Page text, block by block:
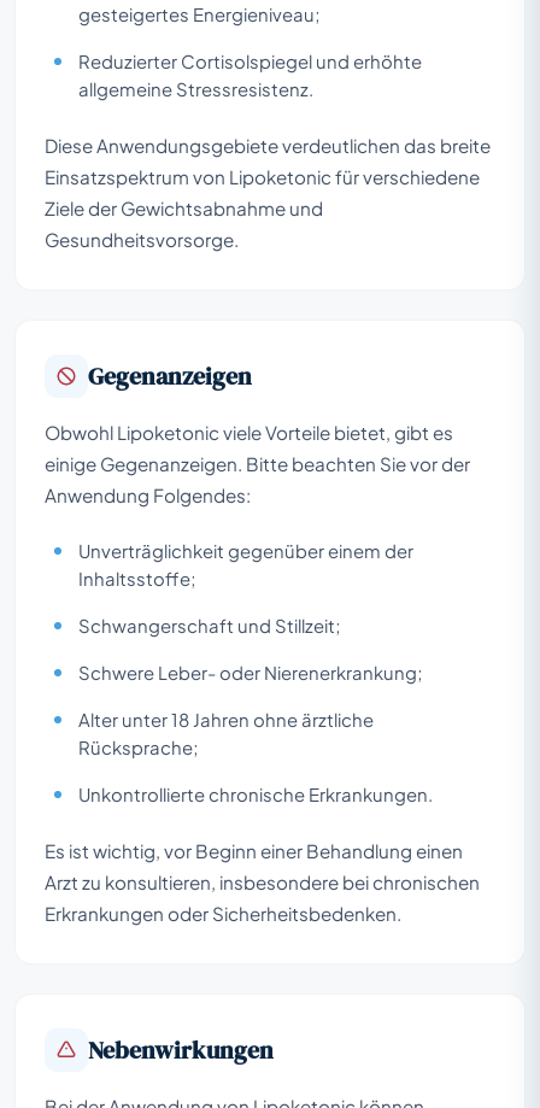
gesteigertes Energieniveau;
Reduzierter Cortisolspiegel und erhöhte
allgemeine Stressresistenz.
Diese Anwendungsgebiete verdeutlichen das breite
Einsatzspektrum von Lipoketonic für verschiedene
Ziele der Gewichtsabnahme und
Gesundheitsvorsorge.
Gegenanzeigen
Obwohl Lipoketonic viele Vorteile bietet, gibt es
einige Gegenanzeigen. Bitte beachten Sie vor der
Anwendung Folgendes:
Unverträglichkeit gegenüber einem der
Inhaltsstoffe;
Schwangerschaft und Stillzeit;
Schwere Leber- oder Nierenerkrankung;
Alter unter 18 Jahren ohne ärztliche
Rücksprache;
Unkontrollierte chronische Erkrankungen.
Es ist wichtig, vor Beginn einer Behandlung einen
Arzt zu konsultieren, insbesondere bei chronischen
Erkrankungen oder Sicherheitsbedenken.
Nebenwirkungen